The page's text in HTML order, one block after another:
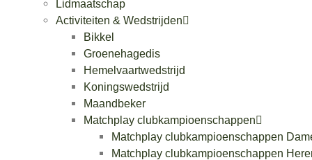
Lidmaatschap
Activiteiten & Wedstrijden
Bikkel
Groenehagedis
Hemelvaartwedstrijd
Koningswedstrijd
Maandbeker
Matchplay clubkampioenschappen
Matchplay clubkampioenschappen
Matchplay clubkampioenschappen